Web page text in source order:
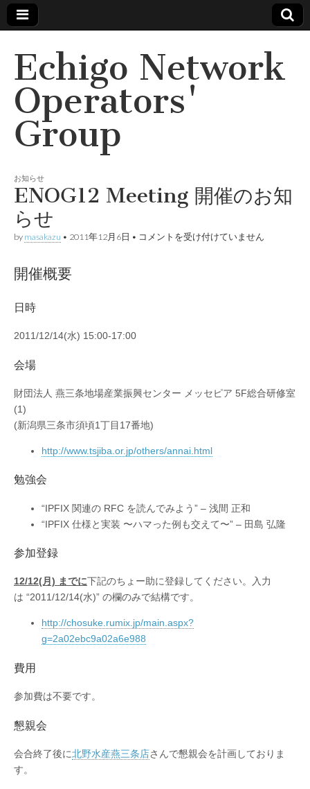
Echigo Network
Operators'
Group
お知らせ
ENOG12 Meeting 開催のお知
らせ
by masakazu • 2011年12月6日 • ENOG12
コメントを受け付けていません
開催概要
日時
2011/12/14(水) 15:00-17:00
会場
財団法人 燕三条地場産業振興センター メッセピア 5F総合研修室
(1)
(新潟県三条市須頃1丁目17番地)
http://www.tsjiba.or.jp/others/annai.html
勉強会
“IPFIX 関連の RFC を読んでみよう” – 浅間 正和
“IPFIX 仕様と実装 〜ハマった例も交えて〜” – 田島 弘隆
参加登録
12/12(月) までに下記のちょー助に登録してください。入力
は “2011/12/14(水)” の欄のみで結構です。
http://chosuke.rumix.jp/main.aspx?
g=2a02ebc9a02a6e988
費用
参加費は不要です。
懇親会
会合終了後に北野水産燕三条店さんで懇親会を計画しておりま
す。